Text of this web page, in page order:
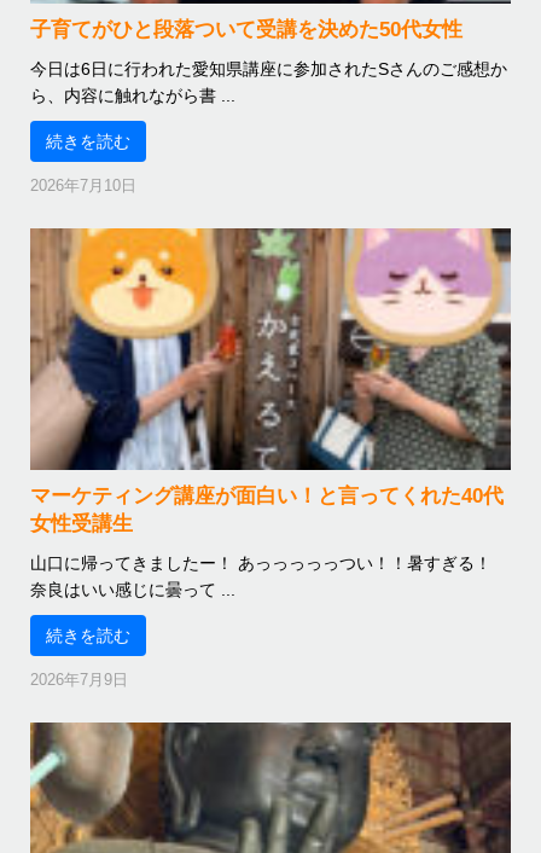
子育てがひと段落ついて受講を決めた50代女性
今日は6日に行われた愛知県講座に参加されたSさんのご感想か
ら、内容に触れながら書 ...
続きを読む
2026年7月10日
マーケティング講座が面白い！と言ってくれた40代
女性受講生
山口に帰ってきましたー！ あっっっっっつい！！暑すぎる！
奈良はいい感じに曇って ...
続きを読む
2026年7月9日